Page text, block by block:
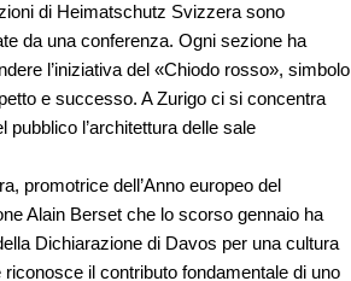
di Heimatschutz Svizzera sono
da una conferenza. Ogni sezione ha
l’iniziativa del «Chiodo rosso», simbolo
e successo. A Zurigo ci si concentra
l’architettura delle sale
promotrice dell’Anno europeo del
Alain Berset che lo scorso gennaio ha
Dichiarazione di Davos per una cultura
il contributo fondamentale di uno